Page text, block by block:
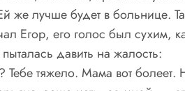
же лучше будет в больнице.
Егор, его голос был сухим,
давить на жалость:
Тебе тяжело. Мама вот